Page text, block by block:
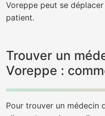
Voreppe peut se
patient.
Trouver un
Voreppe :
Pour trouver un médecin